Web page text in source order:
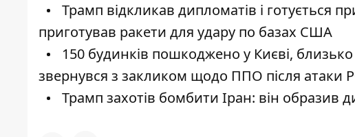
Трамп відкликав дипломатів і готується
приготував ракети для удару по базах США
150 будинків пошкоджено у Києві,
звернувся з закликом щодо ППО після атаки
Трамп захотів бомбити Іран: він образив